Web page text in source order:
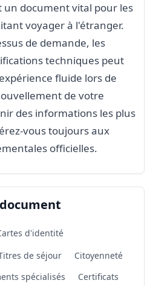
un document vital pour les
voyager à l'étranger.
de demande, les
techniques peut
fluide lors de
de votre
des informations les plus
vous toujours aux
officielles.
d'identité
de séjour
Citoyenneté
spécialisés
Certificats